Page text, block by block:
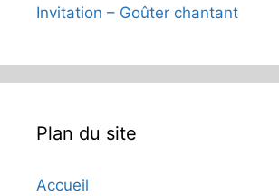
Invitation – Goûter chantant
Plan du site
Accueil